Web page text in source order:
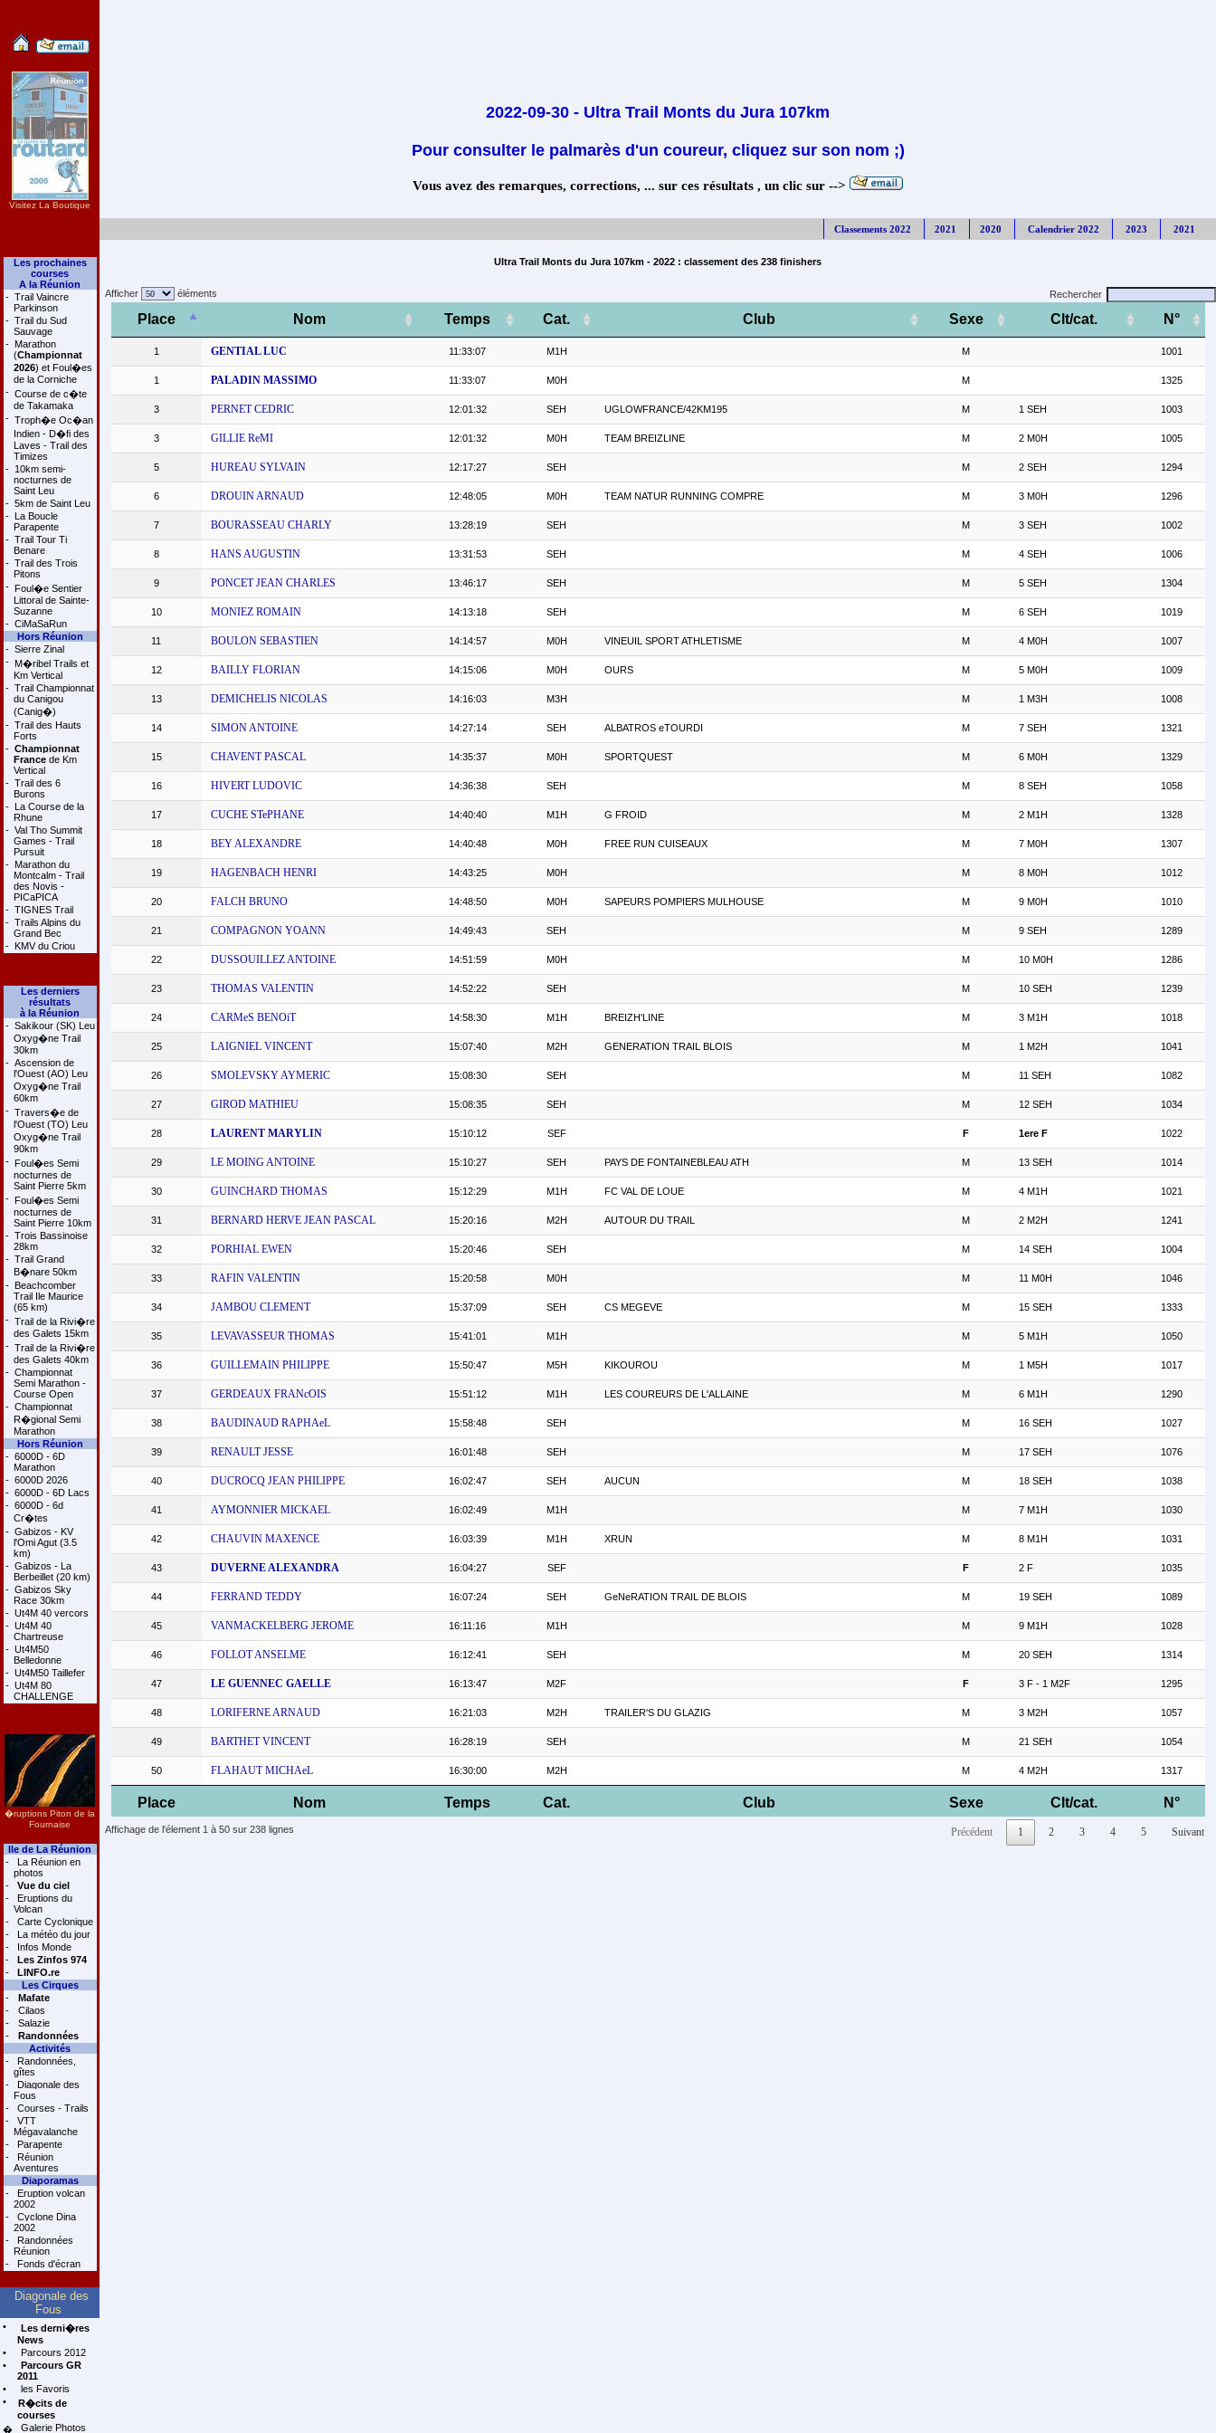
Visitez La Boutique
Les prochaines
courses
A la Réunion
- Trail Vaincre
Parkinson
- Trail du Sud
Sauvage
- Marathon
(Championnat
2026) et Foul�es
de la Corniche
- Course de c�te
de Takamaka
- Troph�e Oc�an
Indien - D�fi des
Laves - Trail des
Timizes
- 10km semi-
nocturnes de
Saint Leu
- 5km de Saint Leu
- La Boucle
Parapente
- Trail Tour Ti
Benare
- Trail des Trois
Pitons
- Foul�e Sentier
Littoral de Sainte-
Suzanne
- CiMaSaRun
Hors Réunion
- Sierre Zinal
- M�ribel Trails et
Km Vertical
- Trail Championnat
du Canigou
(Canig�)
- Trail des Hauts
Forts
- Championnat
Francede Km
Vertical
- Trail des 6
Burons
- La Course de la
Rhune
- Val Tho Summit
Games - Trail
Pursuit
- Marathon du
Montcalm - Trail
des Novis -
PICaPICA
- TIGNES Trail
- Trails Alpins du
Grand Bec
- KMV du Criou
Les derniers
résultats
à la Réunion
- Sakikour (SK) Leu
Oxyg�ne Trail
30km
- Ascension de
l'Ouest (AO) Leu
Oxyg�ne Trail
60km
- Travers�e de
l'Ouest (TO) Leu
Oxyg�ne Trail
90km
- Foul�es Semi
nocturnes de
Saint Pierre 5km
- Foul�es Semi
nocturnes de
Saint Pierre 10km
- Trois Bassinoise
28km
- Trail Grand
B�nare 50km
- Beachcomber
Trail Ile Maurice
(65 km)
- Trail de la Rivi�re
des Galets 15km
- Trail de la Rivi�re
des Galets 40km
- Championnat
Semi Marathon -
Course Open
- Championnat
R�gional Semi
Marathon
Hors Réunion
- 6000D - 6D
Marathon
- 6000D 2026
- 6000D - 6D Lacs
- 6000D - 6d
Cr�tes
- Gabizos - KV
l'Omi Agut (3.5
km)
- Gabizos - La
Berbeillet (20 km)
- Gabizos Sky
Race 30km
- Ut4M 40 vercors
- Ut4M 40
Chartreuse
- Ut4M50
Belledonne
- Ut4M50 Taillefer
- Ut4M 80
CHALLENGE
�ruptions Piton de la
Fournaise
Ile de La Réunion
-
La Réunion en
photos
-
Vue du ciel
-
Eruptions du
Volcan
-
Carte Cyclonique
-
La météo du jour
-
Infos Monde
-
Les Zinfos 974
-
LINFO.re
Les Cirques
-
Mafate
-
Cilaos
-
Salazie
-
Randonnées
Activités
-
Randonnées,
gîtes
-
Diagonale des
Fous
-
Courses - Trails
-
VTT
Mégavalanche
-
Parapente
-
Réunion
Aventures
Diaporamas
-
Eruption volcan
2002
-
Cyclone Dina
2002
-
Randonnées
Réunion
-
Fonds d'écran
Diagonale des
Fous
•
Les derni�res
News
•
Parcours 2012
•
Parcours GR
2011
•
les Favoris
•
R�cits de
courses
�
Galerie Photos
2022-09-30 - Ultra Trail Monts du Jura 107km
Pour consulter le palmarès d'un coureur, cliquez sur son nom ;)
Vous avez des remarques, corrections, ... sur ces résultats , un clic sur -->
Classements 2022 2021 2020 Calendrier 2022 2023 2021
Ultra Trail Monts du Jura 107km - 2022 : classement des 238 finishers
Afficher éléments Rechercher
Place Nom Temps Cat. Club Sexe Clt/cat. N°
Place Nom Temps Cat. Club Sexe Clt/cat. N°
1 GENTIAL LUC 11:33:07 M1H M 1001
1 PALADIN MASSIMO 11:33:07 M0H M 1325
3 PERNET CEDRIC 12:01:32 SEH UGLOWFRANCE/42KM195 M 1 SEH 1003
3 GILLIE ReMI 12:01:32 M0H TEAM BREIZLINE M 2 M0H 1005
5 HUREAU SYLVAIN 12:17:27 SEH M 2 SEH 1294
6 DROUIN ARNAUD 12:48:05 M0H TEAM NATUR RUNNING COMPRE M 3 M0H 1296
7 BOURASSEAU CHARLY 13:28:19 SEH M 3 SEH 1002
8 HANS AUGUSTIN 13:31:53 SEH M 4 SEH 1006
9 PONCET JEAN CHARLES 13:46:17 SEH M 5 SEH 1304
10 MONIEZ ROMAIN 14:13:18 SEH M 6 SEH 1019
11 BOULON SEBASTIEN 14:14:57 M0H VINEUIL SPORT ATHLETISME M 4 M0H 1007
12 BAILLY FLORIAN 14:15:06 M0H OURS M 5 M0H 1009
13 DEMICHELIS NICOLAS 14:16:03 M3H M 1 M3H 1008
14 SIMON ANTOINE 14:27:14 SEH ALBATROS eTOURDI M 7 SEH 1321
15 CHAVENT PASCAL 14:35:37 M0H SPORTQUEST M 6 M0H 1329
16 HIVERT LUDOVIC 14:36:38 SEH M 8 SEH 1058
17 CUCHE STePHANE 14:40:40 M1H G FROID M 2 M1H 1328
18 BEY ALEXANDRE 14:40:48 M0H FREE RUN CUISEAUX M 7 M0H 1307
19 HAGENBACH HENRI 14:43:25 M0H M 8 M0H 1012
20 FALCH BRUNO 14:48:50 M0H SAPEURS POMPIERS MULHOUSE M 9 M0H 1010
21 COMPAGNON YOANN 14:49:43 SEH M 9 SEH 1289
22 DUSSOUILLEZ ANTOINE 14:51:59 M0H M 10 M0H 1286
23 THOMAS VALENTIN 14:52:22 SEH M 10 SEH 1239
24 CARMeS BENOiT 14:58:30 M1H BREIZH'LINE M 3 M1H 1018
25 LAIGNIEL VINCENT 15:07:40 M2H GENERATION TRAIL BLOIS M 1 M2H 1041
26 SMOLEVSKY AYMERIC 15:08:30 SEH M 11 SEH 1082
27 GIROD MATHIEU 15:08:35 SEH M 12 SEH 1034
28 LAURENT MARYLIN 15:10:12 SEF F 1ere F 1022
29 LE MOING ANTOINE 15:10:27 SEH PAYS DE FONTAINEBLEAU ATH M 13 SEH 1014
30 GUINCHARD THOMAS 15:12:29 M1H FC VAL DE LOUE M 4 M1H 1021
31 BERNARD HERVE JEAN PASCAL 15:20:16 M2H AUTOUR DU TRAIL M 2 M2H 1241
32 PORHIAL EWEN 15:20:46 SEH M 14 SEH 1004
33 RAFIN VALENTIN 15:20:58 M0H M 11 M0H 1046
34 JAMBOU CLEMENT 15:37:09 SEH CS MEGEVE M 15 SEH 1333
35 LEVAVASSEUR THOMAS 15:41:01 M1H M 5 M1H 1050
36 GUILLEMAIN PHILIPPE 15:50:47 M5H KIKOUROU M 1 M5H 1017
37 GERDEAUX FRANcOIS 15:51:12 M1H LES COUREURS DE L'ALLAINE M 6 M1H 1290
38 BAUDINAUD RAPHAeL 15:58:48 SEH M 16 SEH 1027
39 RENAULT JESSE 16:01:48 SEH M 17 SEH 1076
40 DUCROCQ JEAN PHILIPPE 16:02:47 SEH AUCUN M 18 SEH 1038
41 AYMONNIER MICKAEL 16:02:49 M1H M 7 M1H 1030
42 CHAUVIN MAXENCE 16:03:39 M1H XRUN M 8 M1H 1031
43 DUVERNE ALEXANDRA 16:04:27 SEF F 2 F 1035
44 FERRAND TEDDY 16:07:24 SEH GeNeRATION TRAIL DE BLOIS M 19 SEH 1089
45 VANMACKELBERG JEROME 16:11:16 M1H M 9 M1H 1028
46 FOLLOT ANSELME 16:12:41 SEH M 20 SEH 1314
47 LE GUENNEC GAELLE 16:13:47 M2F F 3 F - 1 M2F 1295
48 LORIFERNE ARNAUD 16:21:03 M2H TRAILER'S DU GLAZIG M 3 M2H 1057
49 BARTHET VINCENT 16:28:19 SEH M 21 SEH 1054
50 FLAHAUT MICHAeL 16:30:00 M2H M 4 M2H 1317
Affichage de l'élement 1 à 50 sur 238 lignes Précédent 1 2 3 4 5 Suivant